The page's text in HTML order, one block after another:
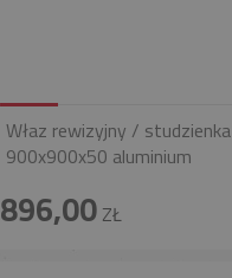
Właz rewizyjny / studzienka
900x900x50 aluminium
896,00ZŁ